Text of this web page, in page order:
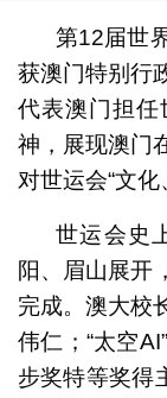
第12届世
获澳门特别行
代表澳门担任
神，展现澳门
对世运会“文化
世运会史
阳、眉山展开
完成。澳大校
伟仁；“太空
步奖特等奖得